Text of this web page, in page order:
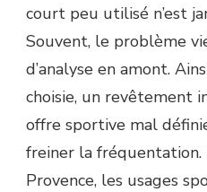
court peu utilisé n’est
Souvent, le problème
d’analyse en amont.
choisie, un revêtement
offre sportive mal
freiner la fréquentation.
Provence, les usages